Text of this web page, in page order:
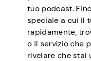
tuo podcast.
speciale a cui il
rapidamente,
o il servizio che
rivelare che stai